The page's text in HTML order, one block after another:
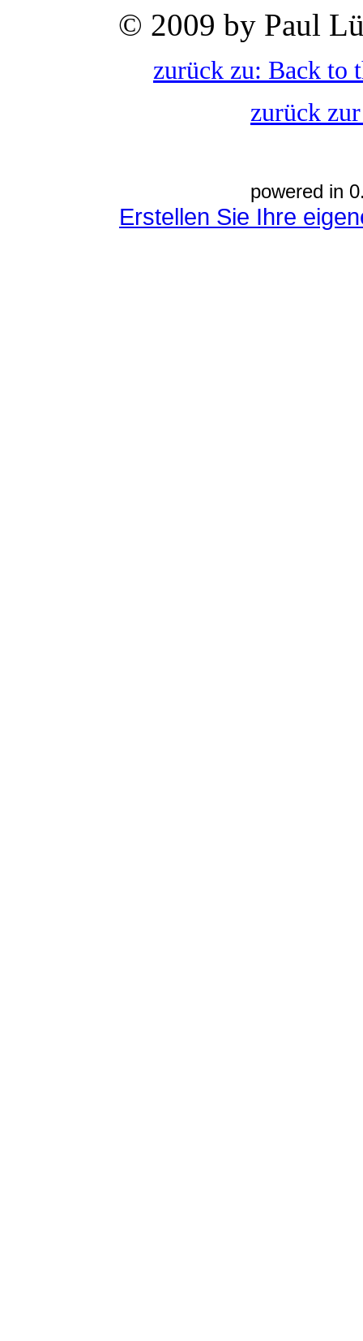
© 2009 by Paul
zurück zu: Back to
zurück
powered in
Erstellen Sie Ihre